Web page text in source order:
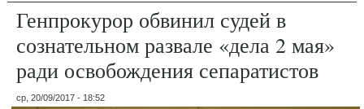
Генпрокурор обвинил судей в
сознательном развале «дела 2 мая»
ради освобождения сепаратистов
ср, 20/09/2017 - 18:52